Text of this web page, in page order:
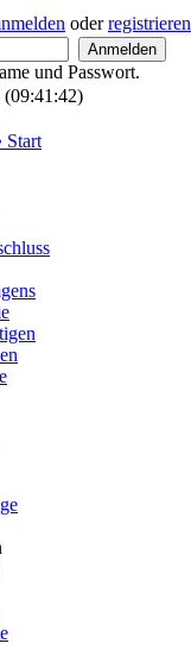
oderregistrieren
und Passwort.
(09:41:42)
Start